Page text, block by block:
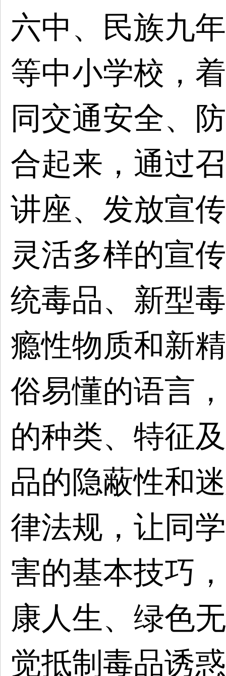
六中、民族九
等中小学校，
同交通安全、
合起来，通过
讲座、发放宣
灵活多样的宣
统毒品、新型
瘾性物质和新
俗易懂的语言
的种类、特征
品的隐蔽性和
律法规，让同
害的基本技巧
康人生、绿色
觉抵制毒品诱